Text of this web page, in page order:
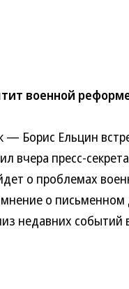
военной
Борис Ельцин
вчера пресс-
о проблемах
о
недавних событий